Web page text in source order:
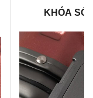
KHÓA SỐ